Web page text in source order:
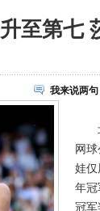
至第七
我来说两句
北
网
娃
年冠
冠军